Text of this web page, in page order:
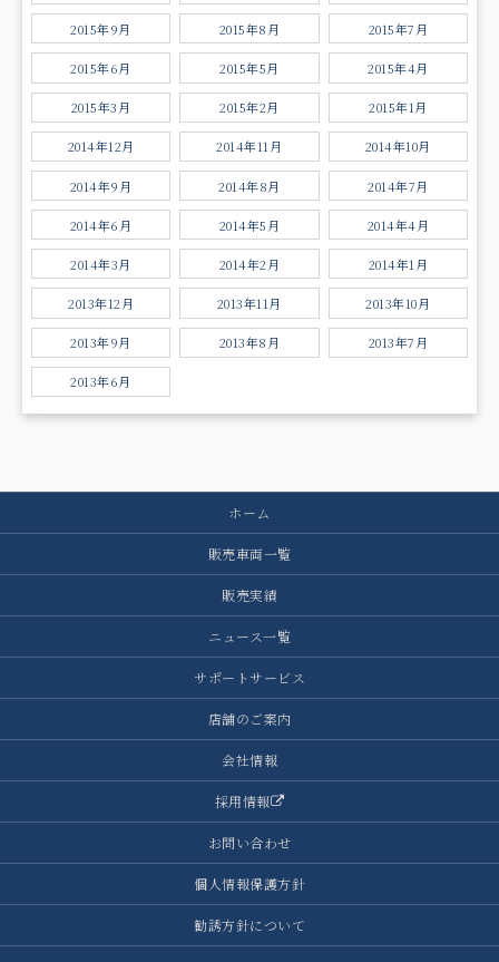
2015年9月 2015年8月 2015年7月
2015年6月 2015年5月 2015年4月
2015年3月 2015年2月 2015年1月
2014年12月 2014年11月 2014年10月
2014年9月 2014年8月 2014年7月
2014年6月 2014年5月 2014年4月
2014年3月 2014年2月 2014年1月
2013年12月 2013年11月 2013年10月
2013年9月 2013年8月 2013年7月
2013年6月
ホーム
販売車両一覧
販売実績
ニュース一覧
サポートサービス
店舗のご案内
会社情報
採用情報
お問い合わせ
個人情報保護方針
勧誘方針について